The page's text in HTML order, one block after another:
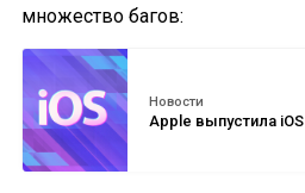
множество багов:
Новости
Apple выпустила